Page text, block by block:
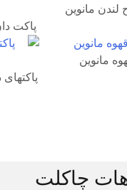
مانوین
پاکت دان قهوه
مانوین
چاکلت